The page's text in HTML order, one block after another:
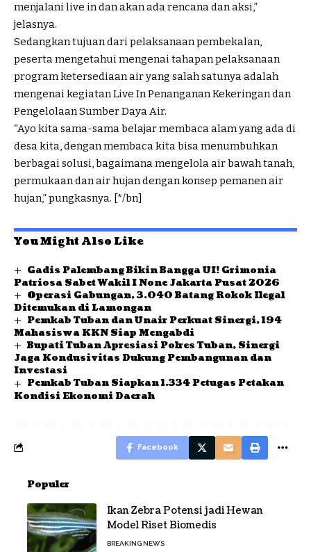
menjalani live in dan akan ada rencana dan aksi,”
jelasnya.
Sedangkan tujuan dari pelaksanaan pembekalan,
peserta mengetahui mengenai tahapan pelaksanaan
program ketersediaan air yang salah satunya adalah
mengenai kegiatan Live In Penanganan Kekeringan dan
Pengelolaan Sumber Daya Air.
“Ayo kita sama-sama belajar membaca alam yang ada di
desa kita, dengan membaca kita bisa menumbuhkan
berbagai solusi, bagaimana mengelola air bawah tanah,
permukaan dan air hujan dengan konsep pemanen air
hujan,” pungkasnya. [*/bn]
You Might Also Like
Gadis Palembang Bikin Bangga UI! Grimonia
Patriosa Sabet Wakil I None Jakarta Pusat 2026
Operasi Gabungan, 3.040 Batang Rokok Ilegal
Ditemukan di Lamongan
Pemkab Tuban dan Unair Perkuat Sinergi, 194
Mahasiswa KKN Siap Mengabdi
Bupati Tuban Apresiasi Polres Tuban, Sinergi
Jaga Kondusivitas Dukung Pembangunan dan
Investasi
Pemkab Tuban Siapkan 1.334 Petugas Petakan
Kondisi Ekonomi Daerah
Facebook
Populer
Ikan Zebra Potensi jadi Hewan
Model Riset Biomedis
BREAKING NEWS